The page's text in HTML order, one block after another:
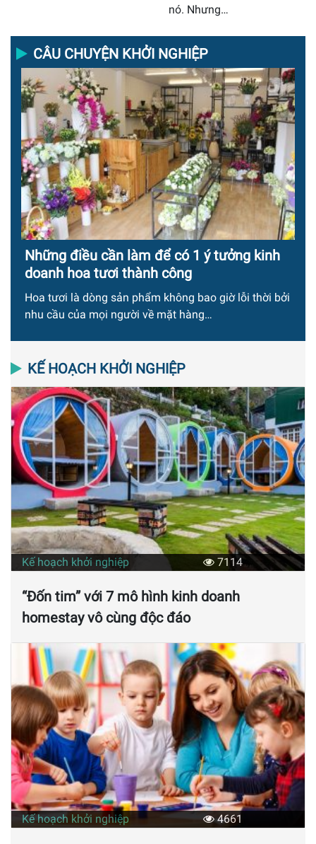
nó. Nhưng…
CÂU CHUYỆN KHỞI NGHIỆP
Những điều cần làm để có 1 ý tưởng kinh
doanh hoa tươi thành công
Hoa tươi là dòng sản phẩm không bao giờ lỗi thời bởi
nhu cầu của mọi người về mặt hàng…
KẾ HOẠCH KHỞI NGHIỆP
Kế hoạch khởi nghiệp 7114
“Đốn tim” với 7 mô hình kinh doanh
homestay vô cùng độc đáo
Kế hoạch khởi nghiệp 4661